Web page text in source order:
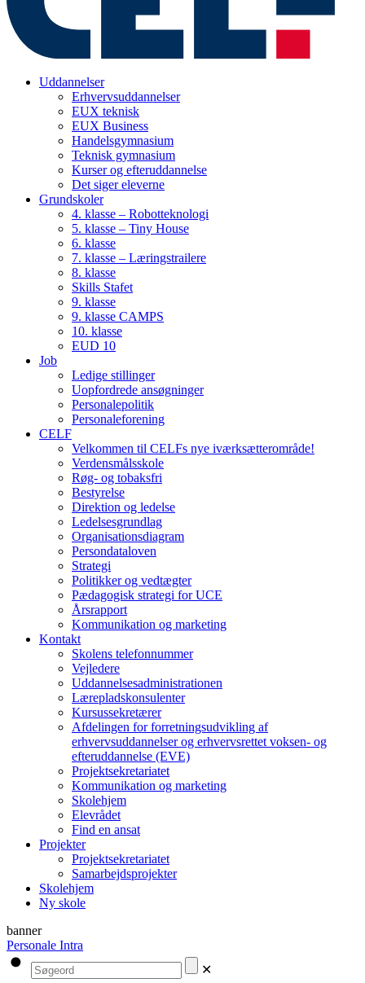
Uddannelser
Erhvervsuddannelser
EUX teknisk
EUX Business
Handelsgymnasium
Teknisk gymnasium
Kurser og efteruddannelse
Det siger eleverne
Grundskoler
4. klasse – Robotteknologi
5. klasse – Tiny House
6. klasse
7. klasse – Læringstrailere
8. klasse
Skills Stafet
9. klasse
9. klasse CAMPS
10. klasse
EUD 10
Job
Ledige stillinger
Uopfordrede ansøgninger
Personalepolitik
Personaleforening
CELF
Velkommen til CELFs nye iværksætterområde!
Verdensmålsskole
Røg- og tobaksfri
Bestyrelse
Direktion og ledelse
Ledelsesgrundlag
Organisationsdiagram
Persondataloven
Strategi
Politikker og vedtægter
Pædagogisk strategi for UCE
Årsrapport
Kommunikation og marketing
Kontakt
Skolens telefonnummer
Vejledere
Uddannelsesadministrationen
Lærepladskonsulenter
Kursussekretærer
Afdelingen for forretningsudvikling af
erhvervsuddannelser og erhvervsrettet voksen- og
efteruddannelse (EVE)
Projektsekretariatet
Kommunikation og marketing
Skolehjem
Elevrådet
Find en ansat
Projekter
Projektsekretariatet
Samarbejdsprojekter
Skolehjem
Ny skole
banner
Personale Intra
✕